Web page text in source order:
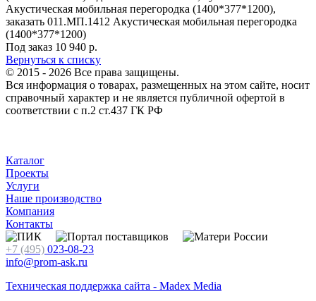
Под заказ 10 940 р.
Вернуться к списку
© 2015 - 2026 Все права защищены.
Вся информация о товарах, размещенных на этом сайте, носит
справочный характер и не является публичной офертой в
соответствии с п.2 ст.437 ГК РФ
Каталог
Проекты
Услуги
Наше производство
Компания
Контакты
+7 (495) 023-08-23
info@prom-ask.ru
Техническая поддержка сайта - Madex Media